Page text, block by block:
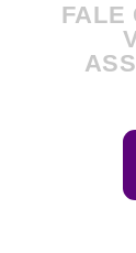
FALE